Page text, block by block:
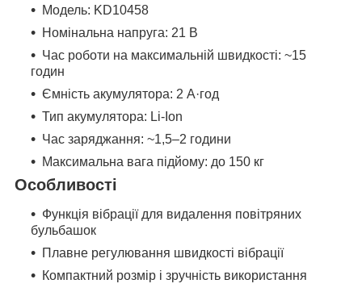
Модель: KD10458
Номінальна напруга: 21 В
Час роботи на максимальній швидкості: ~15
годин
Ємність акумулятора: 2 А·год
Тип акумулятора: Li-Ion
Час заряджання: ~1,5–2 години
Максимальна вага підйому: до 150 кг
Особливості
Функція вібрації для видалення повітряних
бульбашок
Плавне регулювання швидкості вібрації
Компактний розмір і зручність використання